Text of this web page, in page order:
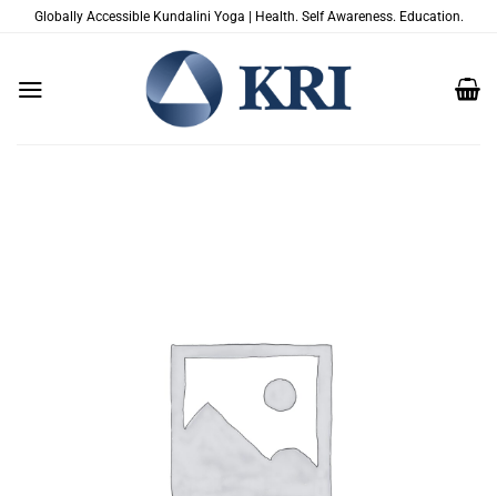
SaltarGlobally Accessible Kundalini Yoga | Health. Self Awareness. Education.